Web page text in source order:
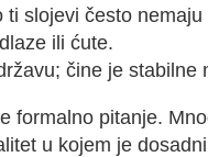
ti slojevi često nemaju
ili ćute.
čine je stabilne
formalno pitanje.
u kojem je dosadni